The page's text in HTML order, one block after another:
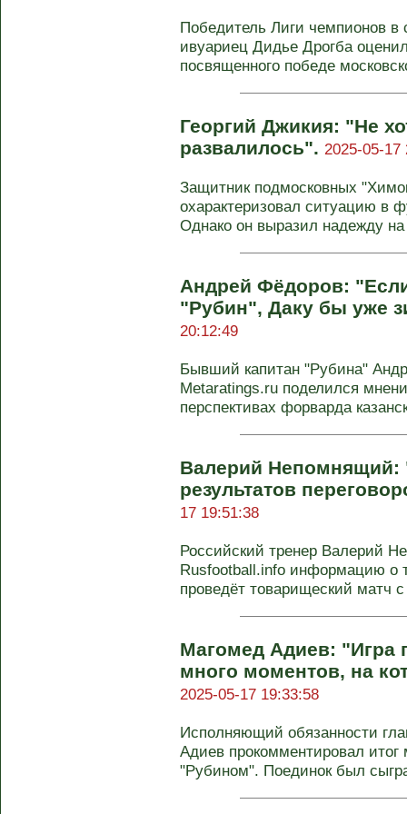
Победитель Лиги чемпионов в
ивуариец Дидье Дрогба
посвященного победе
Георгий Джикия: "Не
развалилось". 2025-05-17
Защитник подмосковных
охарактеризовал ситуацию в
Однако он выразил надежду
Андрей Фёдоров:
"Рубин", Даку бы уже
20:12:49
Бывший капитан "Рубина"
Metaratings.ru поделился
перспективах форварда
Валерий Непомнящий:
результатов
17 19:51:38
Российский тренер Валерий
Rusfootball.info информацию о
проведёт товарищеский матч
Магомед Адиев: "Игра
много моментов, на
2025-05-17 19:33:58
Исполняющий обязанности
Адиев прокомментировал
"Рубином". Поединок был